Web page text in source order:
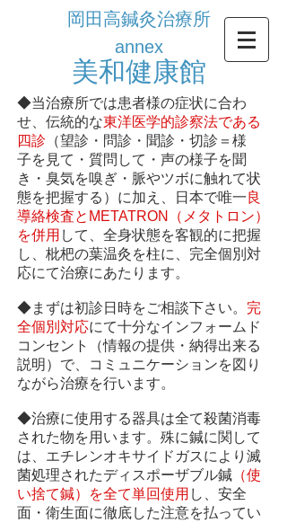
岡田高鍼灸治療所
annex
​美和健康館
◆当治療所では患者様の症状に合わ
せ、伝統的な東洋医学的診察法である
四診 （望診・問診・聞診・切診＝様
子を見て・質問して・声の様子を聞
き・臭気を嗅ぎ・脈やツボに触れて状
態を把握する）に加え、日本で唯一良
導絡検査と METATRON（メタトロン）
を併用 して、全身状態を客観的に把握
し、枇杷の葉温灸を柱に、完全個別対
応にて治療にあたります。
◆まずは初診日時をご相談下さい。 完
全個別対応にて十分なインフォームド
コンセント（情報の提供・納得出来る
説明）で、コミュニケーションを図り
ながら治療を行います。
◆治療に使用する器具は全て殺菌消毒
された物を用います。殊に鍼に関して
は、エチレンオキサイドガスにより滅
菌処理されたディスポーザブル鍼 （使
い捨て鍼）を全て単回使用 し、安全
面・衛生面に徹底した注意を払ってい